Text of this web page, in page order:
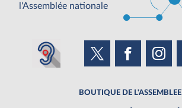
l'Assemblée nationale
BOUTIQUE DE L'ASSEMBLEE